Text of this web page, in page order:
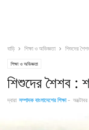
বাড়ি শিক্ষা ও অভিজ্ঞতা শিশুদের
শিক্ষা ও অভিজ্ঞতা
শিশুদের শৈশব :
দ্বারা সম্পাদক বাংলাদেশের শিক্ষা -